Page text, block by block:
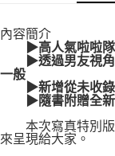
博客來商品配送方式
每筆NT$80，滿
內容簡介
▶高人氣啦啦隊性
▶透過男友視角
一般
▶新增從未收錄
▶隨書附贈全新
本次寫真特別版
來呈現給大家。